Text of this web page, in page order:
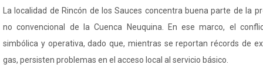
La localidad de Rincón de los Sauces concentra buena parte de la
no convencional de la Cuenca Neuquina. En ese marco, el
simbólica y operativa, dado que, mientras se reportan récords de
gas, persisten problemas en el acceso local al servicio básico.